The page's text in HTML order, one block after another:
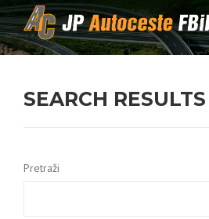
Skip to content
SEARCH
Pretraži